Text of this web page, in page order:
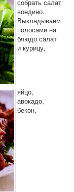
собрать салат
воедино.
Выкладываем
полосами на
блюдо салат
и курицу,
яйцо,
авокадо,
бекон,